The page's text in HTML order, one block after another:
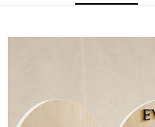
權轉讓予恩沛科技股份有限公司。
https://aftee.tw/terms/#terms3
「AFTEE先享後付」，若未經
４．使用「AFTEE先享後付」
時審查核予不同之上限額度；
請求用戶進行身份認證。